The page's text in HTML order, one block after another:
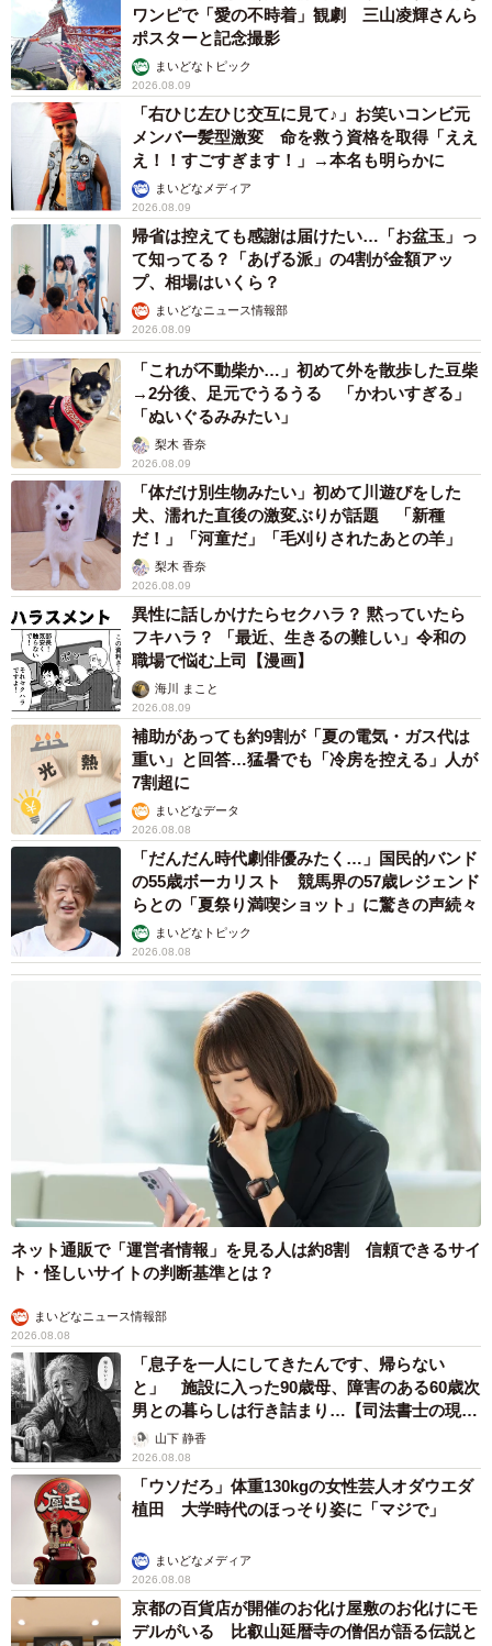
ワンピで「愛の不時着」観劇 三山凌輝さんら
ポスターと記念撮影
まいどなトピック
2026.08.09
「右ひじ左ひじ交互に見て♪」お笑いコンビ元
メンバー髪型激変 命を救う資格を取得「ええ
え！！すごすぎます！」→本名も明らかに
まいどなメディア
2026.08.09
帰省は控えても感謝は届けたい…「お盆玉」っ
て知ってる？「あげる派」の4割が金額アッ
プ、相場はいくら？
まいどなニュース情報部
2026.08.09
「これが不動柴か…」初めて外を散歩した豆柴
→2分後、足元でうるうる 「かわいすぎる」
「ぬいぐるみみたい」
梨木 香奈
2026.08.09
「体だけ別生物みたい」初めて川遊びをした
犬、濡れた直後の激変ぶりが話題 「新種
だ！」「河童だ」「毛刈りされたあとの羊」
梨木 香奈
2026.08.09
異性に話しかけたらセクハラ？ 黙っていたら
フキハラ？ 「最近、生きるの難しい」令和の
職場で悩む上司【漫画】
海川 まこと
2026.08.09
補助があっても約9割が「夏の電気・ガス代は
重い」と回答…猛暑でも「冷房を控える」人が
7割超に
まいどなデータ
2026.08.08
「だんだん時代劇俳優みたく…」国民的バンド
の55歳ボーカリスト 競馬界の57歳レジェンド
らとの「夏祭り満喫ショット」に驚きの声続々
まいどなトピック
2026.08.08
ネット通販で「運営者情報」を見る人は約8割 信頼できるサイ
ト・怪しいサイトの判断基準とは？
まいどなニュース情報部
2026.08.08
「息子を一人にしてきたんです、帰らない
と」 施設に入った90歳母、障害のある60歳次
男との暮らしは行き詰まり…【司法書士の現場
から】山下 静香
2026.08.08
「ウソだろ」体重130kgの女性芸人オダウエダ
植田 大学時代のほっそり姿に「マジで」
まいどなメディア
2026.08.08
京都の百貨店が開催のお化け屋敷のお化けにモ
デルがいる 比叡山延暦寺の僧侶が語る伝説と